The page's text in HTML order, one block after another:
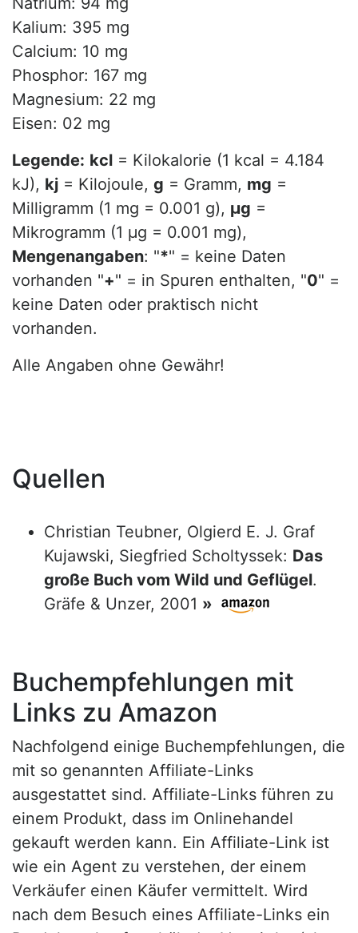
Kalium: 395 mg
Calcium: 10 mg
Phosphor: 167 mg
Magnesium: 22 mg
Eisen: 02 mg
Legende: kcl = Kilokalorie (1 kcal = 4.184
kJ), kj = Kilojoule, g = Gramm, mg =
Milligramm (1 mg = 0.001 g), µg =
Mikrogramm (1 µg = 0.001 mg),
Mengenangaben: "*" = keine Daten
vorhanden "+" = in Spuren enthalten, "0" =
keine Daten oder praktisch nicht
vorhanden.
Alle Angaben ohne Gewähr!
Quellen
Christian Teubner, Olgierd E. J. Graf
Kujawski, Siegfried Scholtyssek: Das
große Buch vom Wild und Geflügel.
Gräfe & Unzer, 2001 »
Buchempfehlungen mit
Links zu Amazon
Nachfolgend einige Buchempfehlungen, die
mit so genannten Affiliate-Links
ausgestattet sind. Affiliate-Links führen zu
einem Produkt, dass im Onlinehandel
gekauft werden kann. Ein Affiliate-Link ist
wie ein Agent zu verstehen, der einem
Verkäufer einen Käufer vermittelt. Wird
nach dem Besuch eines Affiliate-Links ein